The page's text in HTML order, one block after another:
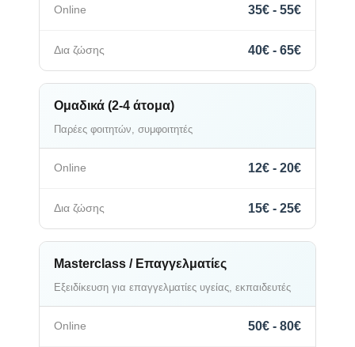
35€ - 55€
40€ - 65€
Ομαδικά (2-4 άτομα)
Παρέες φοιτητών, συμφοιτητές
12€ - 20€
15€ - 25€
Masterclass / Επαγγελματίες
Εξειδίκευση για επαγγελματίες υγείας, εκπαιδευτές
50€ - 80€